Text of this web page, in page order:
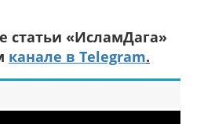
статьи «ИсламДага»
канале в Telegram.